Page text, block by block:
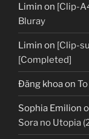
Limin on [Clip-
Bluray
Limin on [Clip-
[Completed]
Đăng khoaon
Sophia Emilion
Sora no Utopia